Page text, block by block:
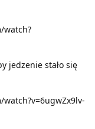
watch?
jedzenie stało się